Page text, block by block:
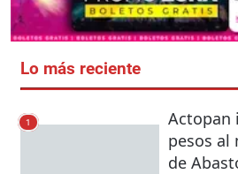
Lo más reciente
1
Actopan
pesos al
de